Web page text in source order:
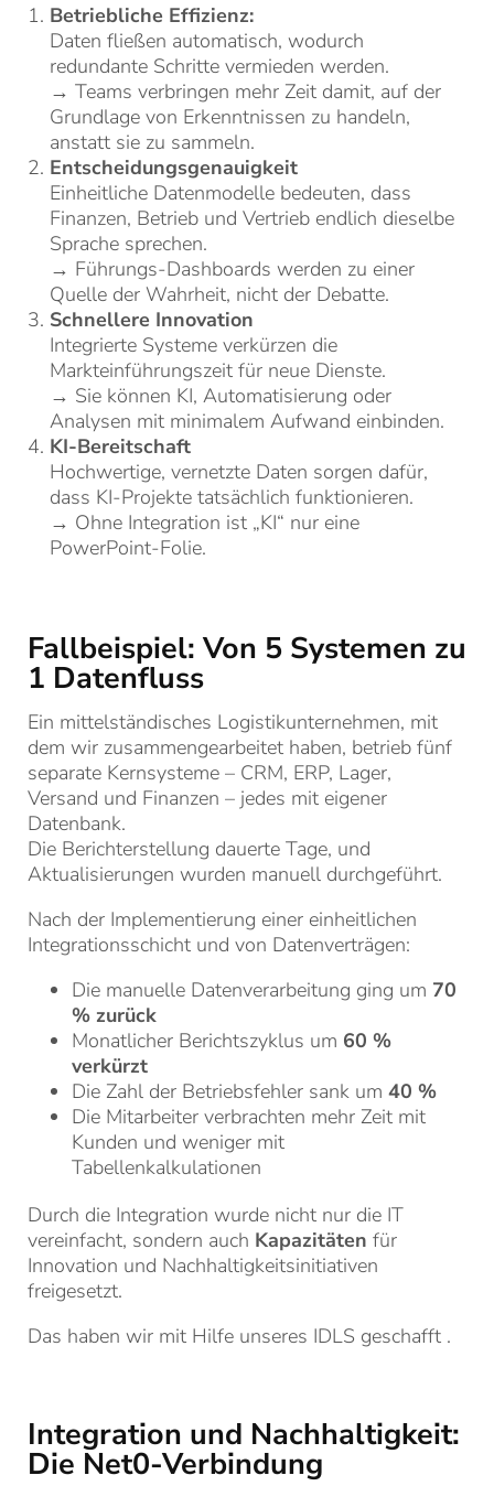
Betriebliche Effizienz:
Daten fließen automatisch, wodurch
redundante Schritte vermieden werden.
→ Teams verbringen mehr Zeit damit, auf der
Grundlage von Erkenntnissen zu handeln,
anstatt sie zu sammeln.
Entscheidungsgenauigkeit
Einheitliche Datenmodelle bedeuten, dass
Finanzen, Betrieb und Vertrieb endlich dieselbe
Sprache sprechen.
→ Führungs-Dashboards werden zu einer
Quelle der Wahrheit, nicht der Debatte.
Schnellere Innovation
Integrierte Systeme verkürzen die
Markteinführungszeit für neue Dienste.
→ Sie können KI, Automatisierung oder
Analysen mit minimalem Aufwand einbinden.
KI-Bereitschaft
Hochwertige, vernetzte Daten sorgen dafür,
dass KI-Projekte tatsächlich funktionieren.
→ Ohne Integration ist „KI“ nur eine
PowerPoint-Folie.
Fallbeispiel: Von 5 Systemen zu
1 Datenfluss
Ein mittelständisches Logistikunternehmen, mit
dem wir zusammengearbeitet haben, betrieb fünf
separate Kernsysteme – CRM, ERP, Lager,
Versand und Finanzen – jedes mit eigener
Datenbank.
Die Berichterstellung dauerte Tage, und
Aktualisierungen wurden manuell durchgeführt.
Nach der Implementierung einer einheitlichen
Integrationsschicht und von Datenverträgen:
Die manuelle Datenverarbeitung ging um 70
% zurück
Monatlicher Berichtszyklus um 60 %
verkürzt
Die Zahl der Betriebsfehler sank um 40 %
Die Mitarbeiter verbrachten mehr Zeit mit
Kunden und weniger mit
Tabellenkalkulationen
Durch die Integration wurde nicht nur die IT
vereinfacht, sondern auch Kapazitäten für
Innovation und Nachhaltigkeitsinitiativen
freigesetzt.
Das haben wir mit Hilfe unseres IDLS geschafft .
Integration und Nachhaltigkeit:
Die Net0-Verbindung